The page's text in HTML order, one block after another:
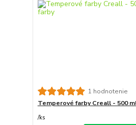
1 hodnotenie
Temperové farby Creall - 500
/ks